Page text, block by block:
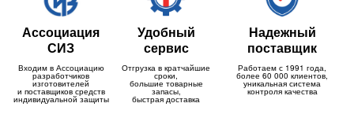
Ассоциация
СИЗ
Входим в Ассоциацию
разработчиков
изготовителей
и поставщиков средств
индивидуальной защиты
Удобный
сервис
Отгрузка в кратчайшие
сроки,
большие товарные
запасы,
быстрая доставка
Надежный
поставщик
Работаем с 1991 года,
более 60 000 клиентов,
уникальная система
контроля качества